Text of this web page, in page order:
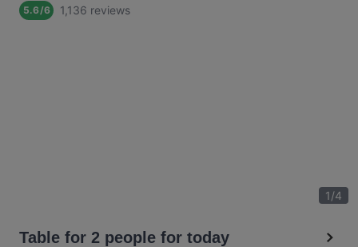
5.6/6 1,136 reviews
1/4
Table for 2 people for today